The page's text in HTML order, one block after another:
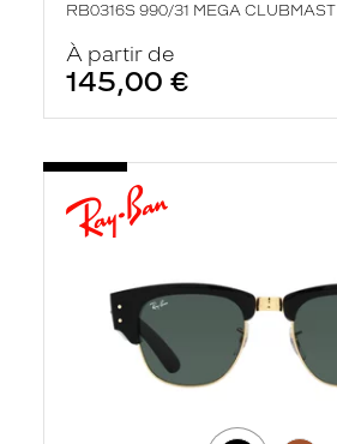
RB0316S 990/31 MEGA CLUBMAST
À partir de
145,00 €